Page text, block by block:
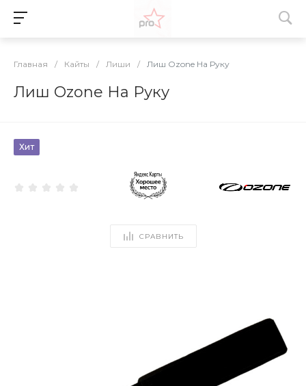
Главная / Кайты / Лиши / Лиш Ozone На Руку
Лиш Ozone На Руку
Хит
СРАВНИТЬ